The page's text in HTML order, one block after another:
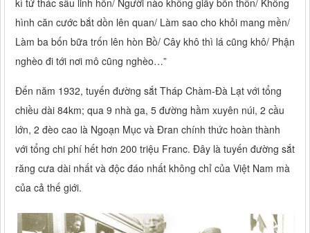
kì tử thác sâu linh hồn/ Người nào không giấy bổn thôn/ Không
hình căn cước bắt dồn lên quan/ Làm sao cho khỏi mang mền/
Làm ba bốn bữa trốn lên hòn Bồ/ Cây khô thì lá cũng khô/ Phận
nghèo đi tới nơi mô cũng nghèo…”
Đến năm 1932, tuyến đường sắt Tháp Chàm-Đà Lạt với tổng
chiều dài 84km; qua 9 nhà ga, 5 đường hầm xuyên núi, 2 cầu
lớn, 2 đèo cao là Ngoạn Mục và Đran chính thức hoàn thành
với tổng chi phí hết hơn 200 triệu Franc. Đây là tuyến đường sắt
răng cưa dài nhất và độc đáo nhất không chỉ của Việt Nam mà
của cả thế giới.